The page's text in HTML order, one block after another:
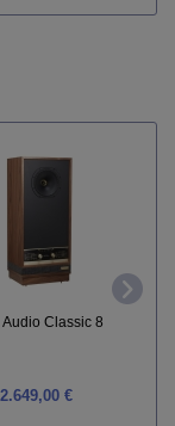
Audio Classic 8
2.649,00 €